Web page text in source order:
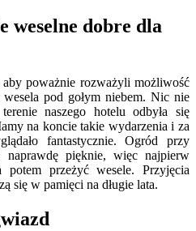
weselne dobre dla
poważnie rozważyli możliwość
pod gołym niebem. Nic nie
naszego hotelu odbyła się
na koncie takie wydarzenia i za
fantastycznie. Ogród przy
naprawdę pięknie, więc najpierw
przeżyć wesele. Przyjęcia
się w pamięci na długie lata.